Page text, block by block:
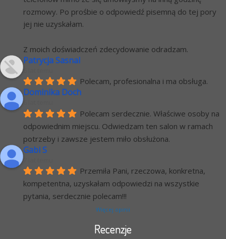
rozmowy. Po prośbie o odpowiedź pisemną do tej pory
jej nie uzyskałam.
Z moich doświadczeń zdecydowanie odradzam.
Patrycja Sasnal
Polecam, profesionalna i ma obsługa.
Dominika Doch
Polecam serdecznie. Właściwe osoby na
odpowiednim miejscu. Odwiedzam ten salon w ramach
potrzeby i zawsze jestem miło obsłużona.
Gabi S
Przemiła Pani, rzeczowa, konkretna,
kompetentna, uzyskałam odpowiedzi na wszystkie
pytania, serdecznie polecam!!!
Więcej opinii
Recenzje